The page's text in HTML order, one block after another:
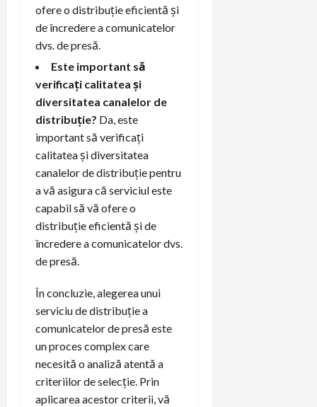
ofere o distribuție eficientă și
de încredere a comunicatelor
dvs. de presă.
Este important să
verificați calitatea și
diversitatea canalelor de
distribuție? Da, este
important să verificați
calitatea și diversitatea
canalelor de distribuție pentru
a vă asigura că serviciul este
capabil să vă ofere o
distribuție eficientă și de
încredere a comunicatelor dvs.
de presă.
În concluzie, alegerea unui
serviciu de distribuție a
comunicatelor de presă este
un proces complex care
necesită o analiză atentă a
criteriilor de selecție. Prin
aplicarea acestor criterii, vă